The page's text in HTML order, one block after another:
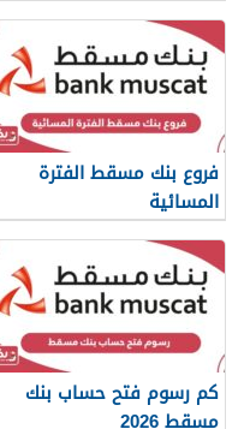
فروع بنك مسقط الفترة
المسائية
كم رسوم فتح حساب بنك
مسقط 2026